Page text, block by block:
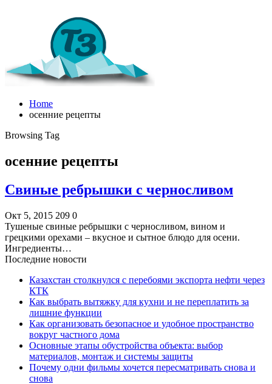
Home
осенние рецепты
Browsing Tag
осенние рецепты
Свиные ребрышки с черносливом
Окт 5, 2015 209 0
Тушеные свиные ребрышки с черносливом, вином и
грецкими орехами – вкусное и сытное блюдо для осени.
Ингредиенты…
Последние новости
Казахстан столкнулся с перебоями экспорта нефти через
КТК
Как выбрать вытяжку для кухни и не переплатить за
лишние функции
Как организовать безопасное и удобное пространство
вокруг частного дома
Основные этапы обустройства объекта: выбор
материалов, монтаж и системы защиты
Почему одни фильмы хочется пересматривать снова и
снова